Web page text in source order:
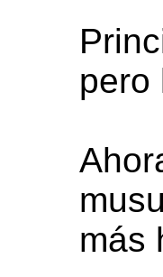
pero
más